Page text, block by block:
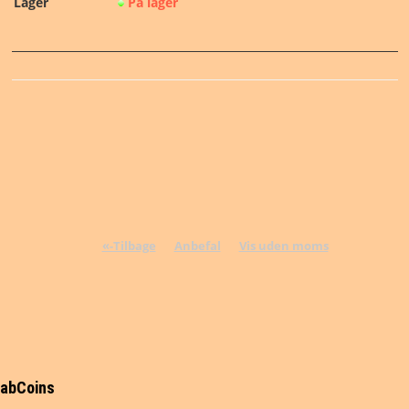
TILBUD
«-Tilbage Anbefal Vis uden moms
abCoins